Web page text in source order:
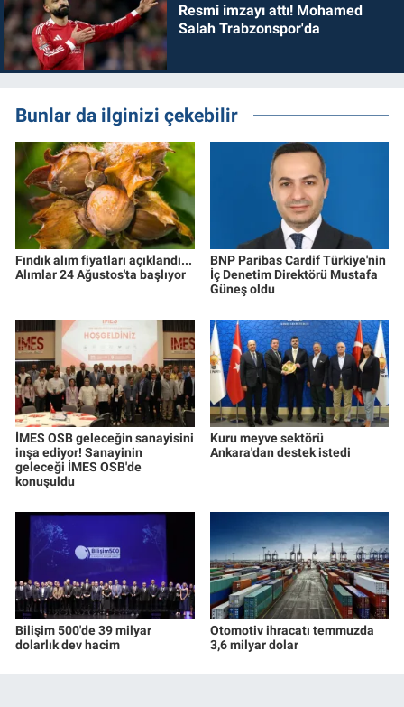
Resmi imzayı attı! Mohamed
Salah Trabzonspor'da
Bunlar da ilginizi çekebilir
Fındık alım fiyatları açıklandı...
Alımlar 24 Ağustos'ta başlıyor
BNP Paribas Cardif Türkiye'nin
İç Denetim Direktörü Mustafa
Güneş oldu
İMES OSB geleceğin sanayisini
inşa ediyor! Sanayinin
geleceği İMES OSB'de
konuşuldu
Kuru meyve sektörü
Ankara'dan destek istedi
Bilişim 500'de 39 milyar
dolarlık dev hacim
Otomotiv ihracatı temmuzda
3,6 milyar dolar